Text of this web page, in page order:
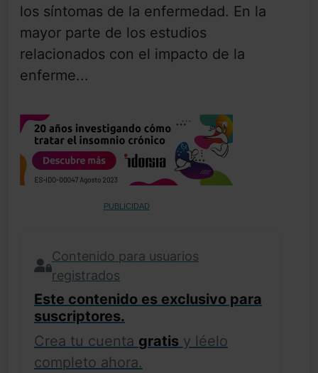
los síntomas de la enfermedad. En la
mayor parte de los estudios
relacionados con el impacto de la
enferme...
PUBLICIDAD
Contenido para usuarios
registrados
Este contenido es exclusivo para
suscriptores.
Crea tu cuenta gratis y léelo
completo ahora.